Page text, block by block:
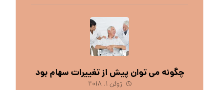
چگونه می توان پیش از تغییرات سهام بود
ژوئن ۱, ۲۰۱۸